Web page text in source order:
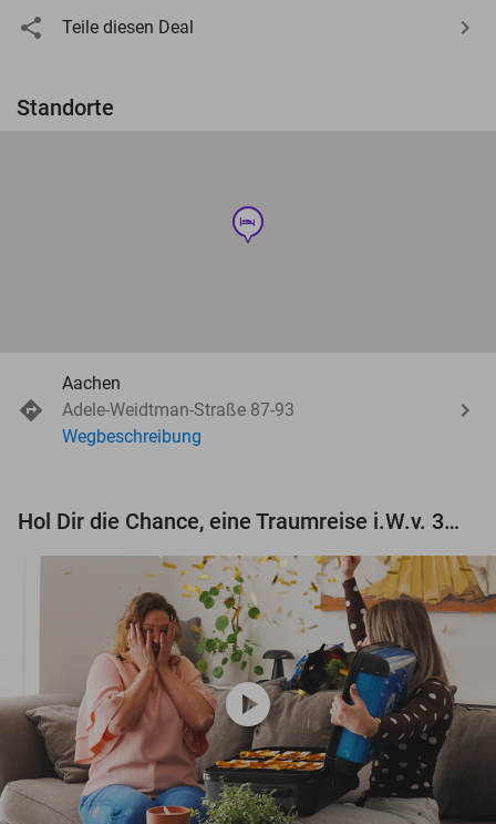
Teile diesen Deal
Standorte
hotel
Aachen
Adele-Weidtman-Straße 87-93
Wegbeschreibung
Hol Dir die Chance, eine Traumreise i.W.v. 3.000 € zu gewinnen!
play_circle